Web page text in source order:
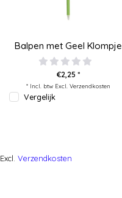
Balpen met Geel Klompje
€2,25 *
* Incl. btw Excl. Verzendkosten
Vergelijk
Excl. Verzendkosten